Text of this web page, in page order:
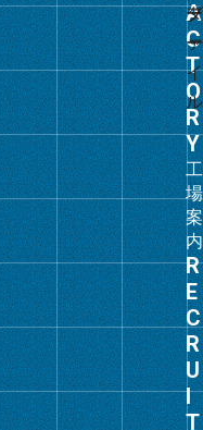
工
場
案
内
ル
ー
プ
リ
ン
ク
グ
ル
ー
プ
リ
ン
ダ
ー
ー
フ
ァ
イ
ル